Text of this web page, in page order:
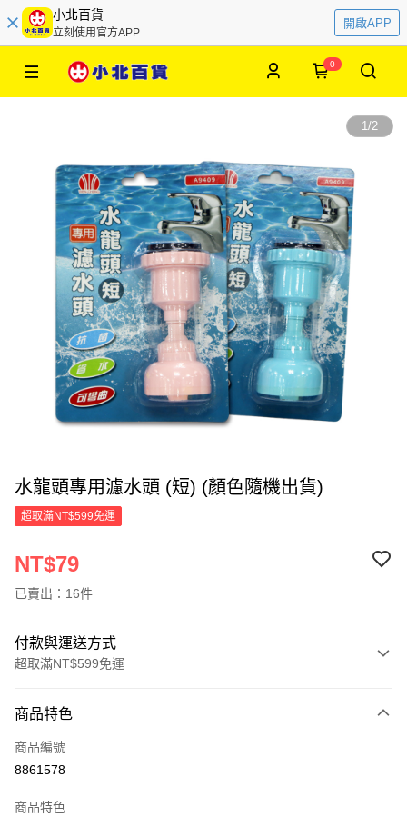
小北百貨
立刻使用官方APP
開啟APP
0
1/2
水龍頭專用濾水頭 (短) (顏色隨機出貨)
超取滿NT$599免運
NT$79
已賣出：16件
付款與運送方式
超取滿NT$599免運
信用卡一次付款
超商取貨付款
商品特色
商品編號
8861578
商品特色